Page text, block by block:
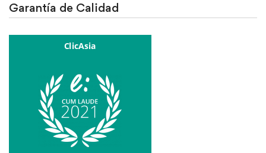
Garantía de Calidad